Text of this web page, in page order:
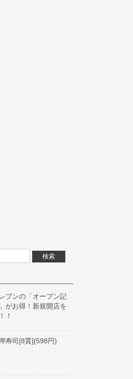
ブンの「オープン記
がお得！新規開店を
！
寿司[8貫](598円)